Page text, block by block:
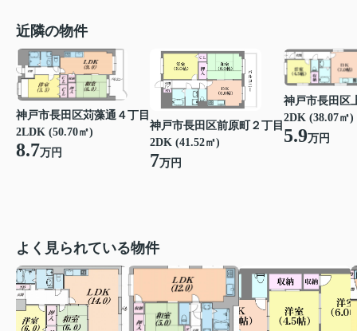
近隣の物件
神戸市長田区苅藻通４丁目
2LDK (50.70㎡)
8.7万円
神戸市長田区前原町２丁目
2DK (41.52㎡)
7万円
神戸市長田区
2DK (38.07㎡)
5.9万円
よく見られている物件